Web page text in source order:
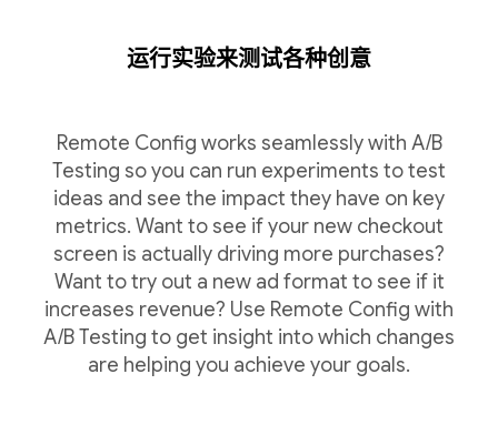
运行实验来测试各种创意
Remote Config works seamlessly with A/B
Testing so you can run experiments to test
ideas and see the impact they have on key
metrics. Want to see if your new checkout
screen is actually driving more purchases?
Want to try out a new ad format to see if it
increases revenue? Use Remote Config with
A/B Testing to get insight into which changes
are helping you achieve your goals.